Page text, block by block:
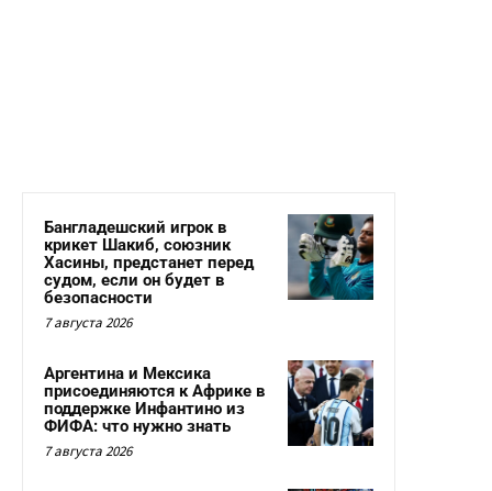
Бангладешский игрок в
крикет Шакиб, союзник
Хасины, предстанет перед
судом, если он будет в
безопасности
7 августа 2026
Аргентина и Мексика
присоединяются к Африке в
поддержке Инфантино из
ФИФА: что нужно знать
7 августа 2026